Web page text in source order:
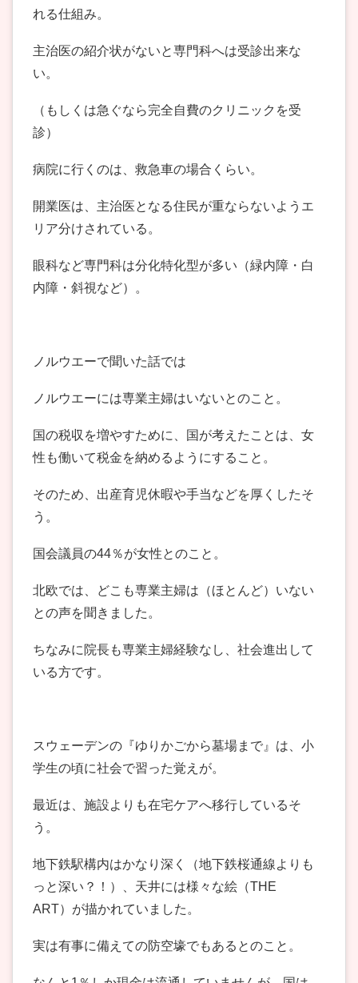
れる仕組み。
主治医の紹介状がないと専門科へは受診出来な
い。
（もしくは急ぐなら完全自費のクリニックを受
診）
病院に行くのは、救急車の場合くらい。
開業医は、主治医となる住民が重ならないようエ
リア分けされている。
眼科など専門科は分化特化型が多い（緑内障・白
内障・斜視など）。
ノルウエーで聞いた話では
ノルウエーには専業主婦はいないとのこと。
国の税収を増やすために、国が考えたことは、女
性も働いて税金を納めるようにすること。
そのため、出産育児休暇や手当などを厚くしたそ
う。
国会議員の44％が女性とのこと。
北欧では、どこも専業主婦は（ほとんど）いない
との声を聞きました。
ちなみに院長も専業主婦経験なし、社会進出して
いる方です。
スウェーデンの『ゆりかごから墓場まで』は、小
学生の頃に社会で習った覚えが。
最近は、施設よりも在宅ケアへ移行しているそ
う。
地下鉄駅構内はかなり深く（地下鉄桜通線よりも
っと深い？！）、天井には様々な絵（THE
ART）が描かれていました。
実は有事に備えての防空壕でもあるとのこと。